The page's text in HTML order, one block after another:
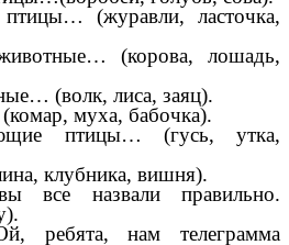
(журавли, ласточка,
(корова, лошадь,
(волк, лиса, заяц).
муха, бабочка).
птицы… (гусь, утка,
клубника, вишня).
все назвали правильно.
ребята, нам телеграмма